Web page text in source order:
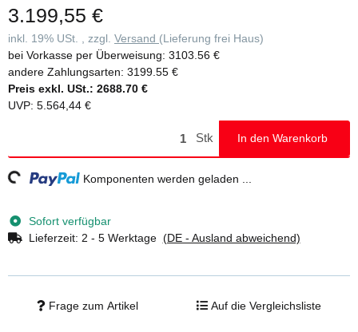
mm mit zentrischer Lasteinleitung und Spindeln • Trittsichere
Plattform für festen Stand • Aluminium Bordbretter und
Geländerrahmen mit integrierter Knieleiste zur Absturzsicherung
(ab Plattformhöhe 2,8 m) • Einfacher Auf- und Abbau ohne
Werkzeug • Unterschiedliche Plattformbreiten erhältlich (0,75/1,35
m) • Plattformlängen 2,45 m und 3,0 m auf Anfrage • Arbeitshöhen
bis 13,88 m • GS-geprüft nach DIN EN 1004 •
3.199,55 €
inkl. 19% USt. , zzgl. Versand (Lieferung frei Haus)
bei Vorkasse per Überweisung: 3103.56 €
andere Zahlungsarten: 3199.55 €
Preis exkl. USt.: 2688.70 €
UVP: 5.564,44 €
Stk In den Warenkorb
Komponenten werden geladen ...
Sofort verfügbar
Lieferzeit: 2 - 5 Werktage (DE - Ausland abweichend)
Frage zum Artikel Auf die Vergleichsliste